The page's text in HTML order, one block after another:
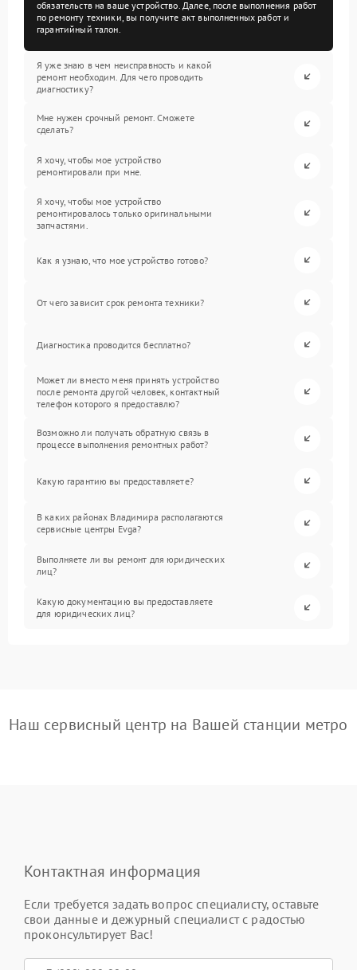
обязательств на ваше устройство. Далее, после выполнения работ
по ремонту техники, вы получите акт выполненных работ и
гарантийный талон.
Я уже знаю в чем неисправность и какой
ремонт необходим. Для чего проводить
диагностику?
Мне нужен срочный ремонт. Сможете
сделать?
Я хочу, чтобы мое устройство
ремонтировали при мне.
Я хочу, чтобы мое устройство
ремонтировалось только оригинальными
запчастями.
Как я узнаю, что мое устройство готово?
От чего зависит срок ремонта техники?
Диагностика проводится бесплатно?
Может ли вместо меня принять устройство
после ремонта другой человек, контактный
телефон которого я предоставлю?
Возможно ли получать обратную связь в
процессе выполнения ремонтных работ?
Какую гарантию вы предоставляете?
В каких районах Владимира располагаются
сервисные центры Evga?
Выполняете ли вы ремонт для юридических
лиц?
Какую документацию вы предоставляете
для юридических лиц?
Наш сервисный центр на Вашей станции метро
Контактная информация
Если требуется задать вопрос специалисту, оставьте
свои данные и дежурный специалист с радостью
проконсультирует Вас!